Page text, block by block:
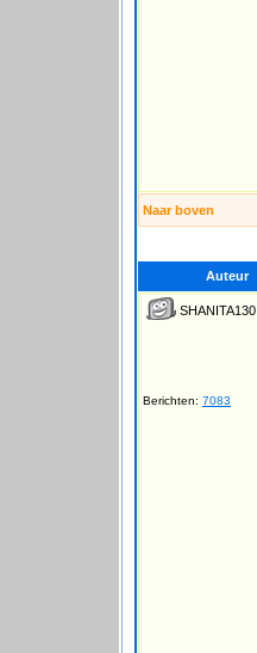
Naar boven
Auteur
SHANITA130
Berichten: 7083